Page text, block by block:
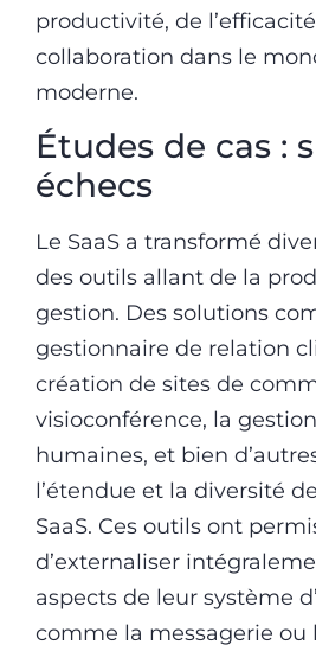
productivité, de
collaboration dans le
moderne.
Études de cas :
échecs
Le SaaS a transformé
des outils allant de la
gestion. Des solutions
gestionnaire de relation
création de sites de
visioconférence, la
humaines, et bien
l’étendue et la diversité
SaaS. Ces outils ont
d’externaliser
aspects de leur système
comme la messagerie ou